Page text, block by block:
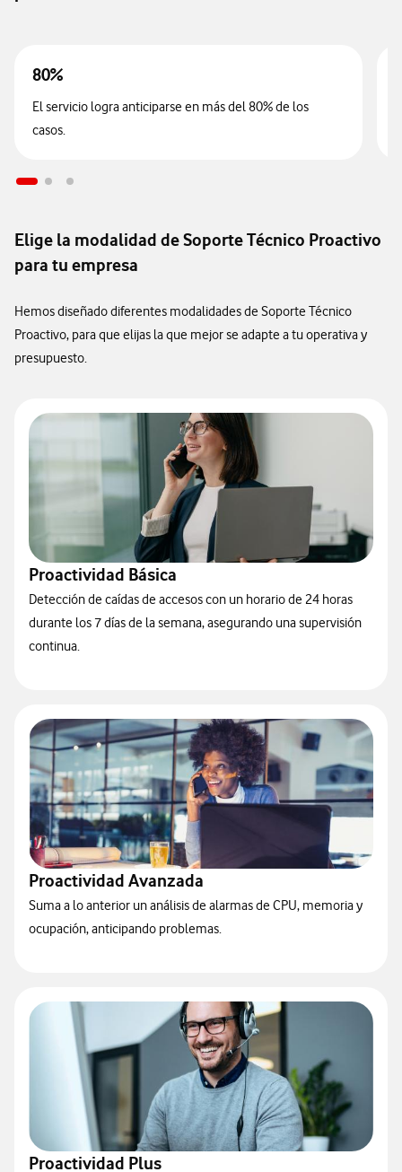
80%
El servicio logra anticiparse en más del 80% de los
casos.
Elige la modalidad de Soporte Técnico Proactivo
para tu empresa
Hemos diseñado diferentes modalidades de Soporte Técnico
Proactivo, para que elijas la que mejor se adapte a tu operativa y
presupuesto.
Proactividad Básica
Detección de caídas de accesos con un horario de 24 horas
durante los 7 días de la semana, asegurando una supervisión
continua.
Proactividad Avanzada
Suma a lo anterior un análisis de alarmas de CPU, memoria y
ocupación, anticipando problemas.
Proactividad Plus